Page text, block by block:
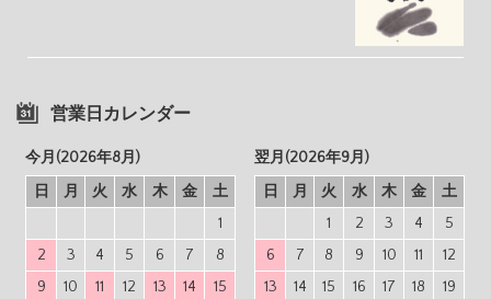
営業日カレンダー
今月(2026年8月)
日
月 火 水 木 金
土
1
2
3 4 5 6 7
8
9
10 11 12 13 14 15
翌月(2026年9月)
日
月 火 水 木 金
土
1
2 3 4
5
6
7 8 9 10 11
12
13
14 15 16 17 18 19